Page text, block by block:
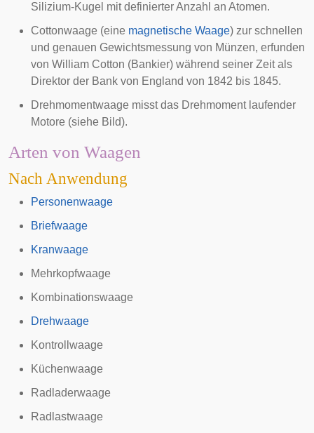
Silizium-Kugel mit definierter Anzahl an Atomen.
Cottonwaage (eine magnetische Waage) zur schnellen
und genauen Gewichtsmessung von Münzen, erfunden
von William Cotton (Bankier) während seiner Zeit als
Direktor der Bank von England von 1842 bis 1845.
Drehmomentwaage misst das Drehmoment laufender
Motore (siehe Bild).
Arten von Waagen
Nach Anwendung
Personenwaage
Briefwaage
Kranwaage
Mehrkopfwaage
Kombinationswaage
Drehwaage
Kontrollwaage
Küchenwaage
Radladerwaage
Radlastwaage